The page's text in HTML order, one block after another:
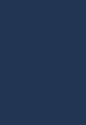
s'ouvrira